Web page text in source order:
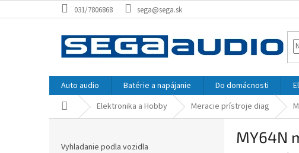
na
031/7806868 sega@sega.sk
Auto audio Batérie a napájanie Do domácnosti
DomovElektronika a Hobby Meracie prístroje diag
Vyhladanie podla vozidla
MY64N